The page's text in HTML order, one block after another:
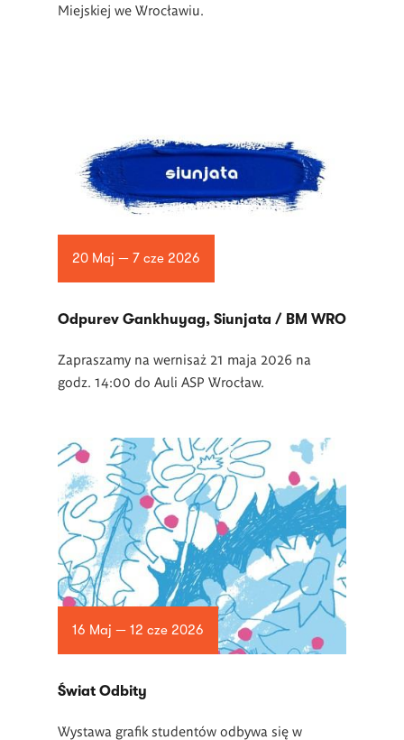
Miejskiej we Wrocławiu.
20 Maj — 7 cze 2026
Odpurev Gankhuyag, Siunjata / BM WRO
Zapraszamy na wernisaż 21 maja 2026 na
godz. 14:00 do Auli ASP Wrocław.
16 Maj — 12 cze 2026
Świat Odbity
Wystawa grafik studentów odbywa się w